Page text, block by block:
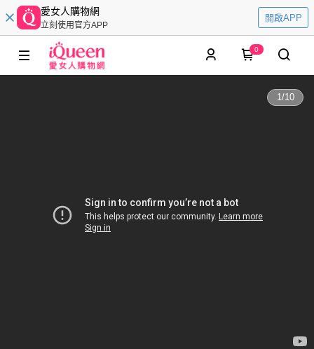
愛女人購物網
立刻使用官方APP
開啟APP
0
1/10